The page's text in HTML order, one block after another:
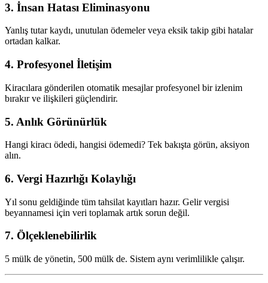
3. İnsan Hatası Eliminasyonu
Yanlış tutar kaydı, unutulan ödemeler veya eksik takip gibi hatalar
ortadan kalkar.
4. Profesyonel İletişim
Kiracılara gönderilen otomatik mesajlar profesyonel bir izlenim
bırakır ve ilişkileri güçlendirir.
5. Anlık Görünürlük
Hangi kiracı ödedi, hangisi ödemedi? Tek bakışta görün, aksiyon
alın.
6. Vergi Hazırlığı Kolaylığı
Yıl sonu geldiğinde tüm tahsilat kayıtları hazır. Gelir vergisi
beyannamesi için veri toplamak artık sorun değil.
7. Ölçeklenebilirlik
5 mülk de yönetin, 500 mülk de. Sistem aynı verimlilikle çalışır.